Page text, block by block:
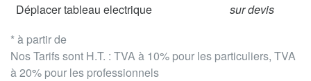
* à partir de
Nos Tarifs sont H.T. : TVA à 10% pour les particuliers, TVA
à 20% pour les professionnels
Déplacer tableau electrique
sur devis